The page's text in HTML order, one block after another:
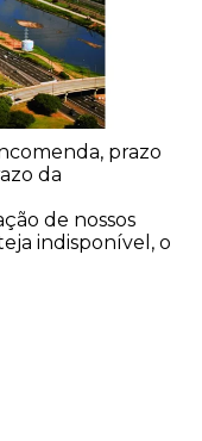
prazo
da
de nossos
indisponível, o